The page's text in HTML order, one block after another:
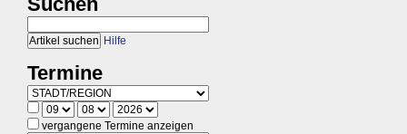
Hilfe
Termine
vergangene Termine anzeigen